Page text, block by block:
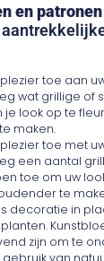
en
toe aan
wat grillige of
look op te
maken.
toe met
een aantal
toe om uw
te
decoratie in
zijn om te